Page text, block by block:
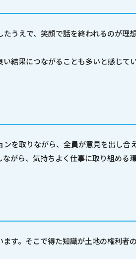
うえで、笑顔で話を終われるのが理想
結果につながることも多いと感じて
を取りながら、全員が意見を出し合
がら、気持ちよく仕事に取り組める
す。そこで得た知識が土地の権利者